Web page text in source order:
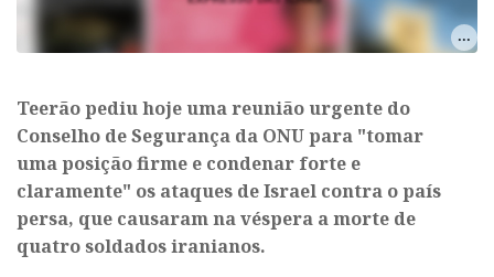
Teerão pediu hoje uma reunião urgente do
Conselho de Segurança da ONU para "tomar
uma posição firme e condenar forte e
claramente" os ataques de Israel contra o país
persa, que causaram na véspera a morte de
quatro soldados iranianos.